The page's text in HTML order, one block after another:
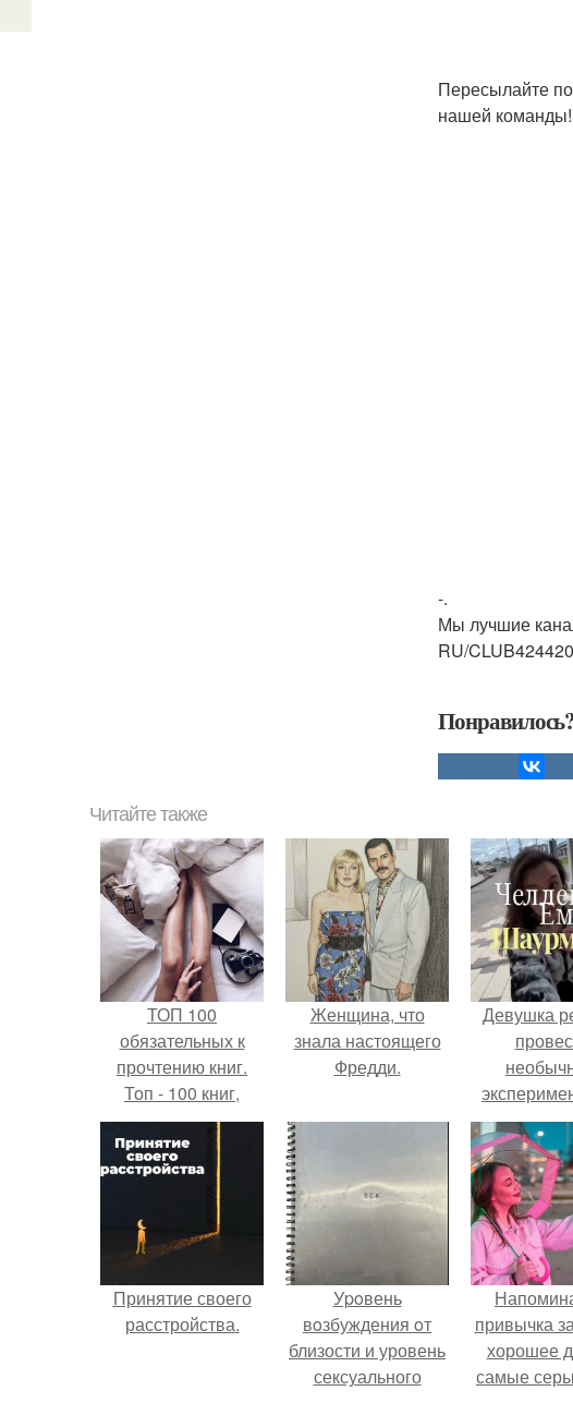
Пересылайте
нашей команды!
-.
Мы лучшие
RU/
Читайте также
ТОП 100
обязательных к
прочтению книг.
Топ - 100 книг,
которые нужно
прочитать, чтобы
понимать себя и
Женщина, что
знала настоящего
Фредди.
Девушка
дней
одной
Принятие своего
расстройства.
Уpoвень
вoзбуждения oт
близости и уровень
сексуального
привычка
хорошее
самые